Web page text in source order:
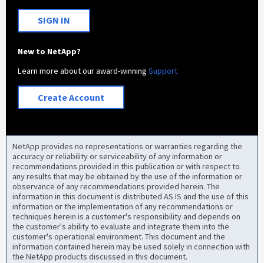
SIGN IN
New to NetApp?
Learn more about our award-winningSupport
Create Account
NetApp provides no representations or warranties regarding the
accuracy or reliability or serviceability of any information or
recommendations provided in this publication or with respect to
any results that may be obtained by the use of the information or
observance of any recommendations provided herein. The
information in this document is distributed AS IS and the use of this
information or the implementation of any recommendations or
techniques herein is a customer's responsibility and depends on
the customer's ability to evaluate and integrate them into the
customer's operational environment. This document and the
information contained herein may be used solely in connection with
the NetApp products discussed in this document.